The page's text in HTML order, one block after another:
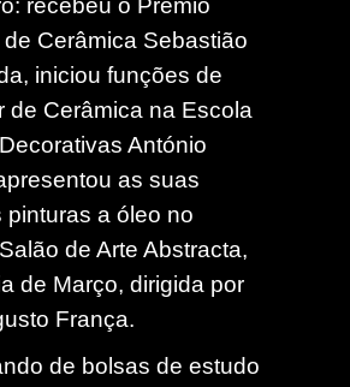
recebeu o Prémio
Cerâmica Sebastião
iniciou funções de
de Cerâmica na Escola
António
as suas
pinturas a óleo no
de Arte Abstracta,
de Março, dirigida por
França.
de bolsas de estudo